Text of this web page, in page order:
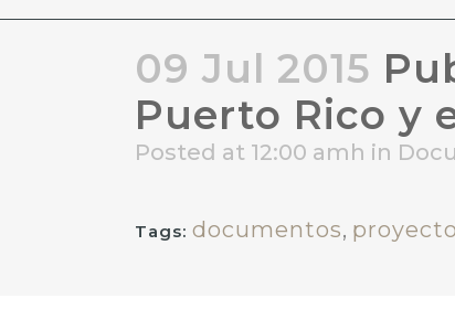
09 Jul 2015
Puerto Rico y
Posted at 12:00 amh in
Tags: documentos,